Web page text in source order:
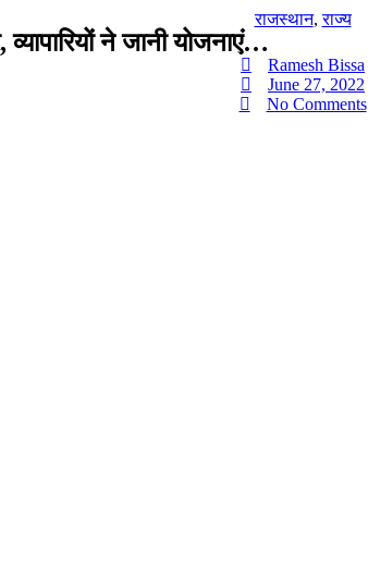
राजस्थान,राज्य
ने जानी योजनाएं…
Ramesh Bissa
June 27, 2022
No Comments